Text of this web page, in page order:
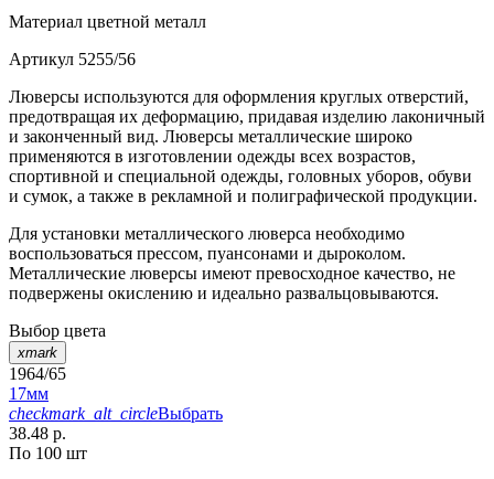
Материал цветной металл
Артикул 5255/56
Люверсы используются для оформления круглых отверстий,
предотвращая их деформацию, придавая изделию лаконичный
и законченный вид. Люверсы металлические широко
применяются в изготовлении одежды всех возрастов,
спортивной и специальной одежды, головных уборов, обуви
и сумок, а также в рекламной и полиграфической продукции.
Для установки металлического люверса необходимо
воспользоваться прессом, пуансонами и дыроколом.
Металлические люверсы имеют превосходное качество, не
подвержены окислению и идеально развальцовываются.
Выбор цвета
xmark
1964/65
17мм
checkmark_alt_circleВыбрать
38.48 р.
По 100 шт